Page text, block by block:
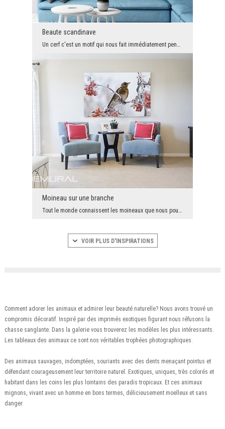
Beaute scandinave
Un cerf c'est un motif qui nous fait immédiatement penser au style scandinave, tres tendance en c...
Moineau sur une branche
Tout le monde connaissent les moineaux que nous pouvons rencontrer et entendre presque partout. L...
VOIR PLUS D'INSPIRATIONS
Comment adorer les animaux et admirer leur beauté naturelle? Nous avons trouvé un
compromis décoratif. Inspiré par des imprimés exotiques figurant nous réfusons la
chasse sanglante. Dans la galerie vous trouverez les modèles les plus intéressants.
Les tableaux des animaux ce sont nos véritables trophées photographiques.
Des animaux sauvages, indomptées, souriants avec des dents menaçant pointus et
défendant courageusement leur territoire naturel. Exotiques, uniques, très colorés et
habitant dans les coins les plus lointains des paradis tropicaux. Et ces animaux
mignons, vivant avec un homme en bons termes, délicieusement moelleux et sans
danger.